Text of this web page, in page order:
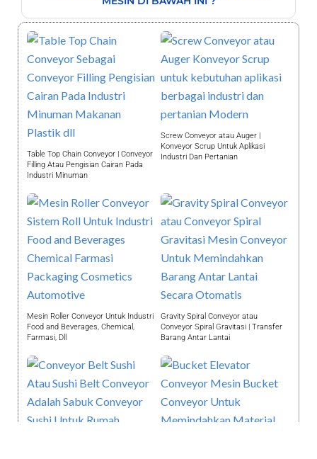
Table Top Chain Conveyor | Conveyor
Filling Atau Pengisian Cairan Pada
Industri Minuman
Screw Conveyor atau Auger |
Konveyor Scrup Untuk Aplikasi
Industri Dan Pertanian
Mesin Roller Conveyor Untuk Industri
Food and Beverages, Chemical,
Farmasi, Dll
Gravity Spiral Conveyor atau
Conveyor Spiral Gravitasi | Transfer
Barang Antar Lantai